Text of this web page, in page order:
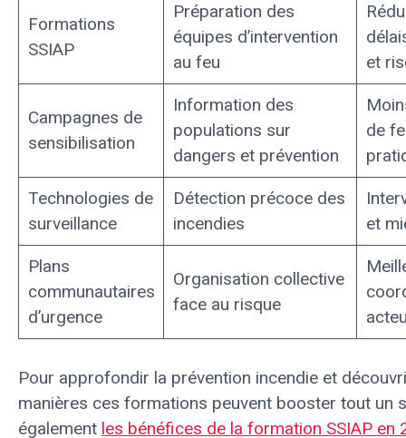
Formations
SSIAP
Préparation des
équipes d’intervention
au feu
et
Campagnes de
sensibilisation
Information des
populations sur
dangers et prévention
de
Technologies de
surveillance
Détection précoce des
incendies
et
Plans
communautaires
d’urgence
Organisation collective
face au risque
Pour approfondir la prévention incendie et
manières ces formations peuvent booster tout un
également les bénéfices de la formation SSIAP en